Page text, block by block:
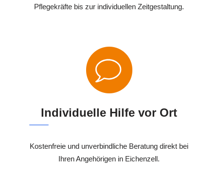
Pflegekräfte bis zur individuellen Zeitgestaltung.
Individuelle Hilfe vor Ort
Kostenfreie und unverbindliche Beratung direkt bei
Ihren Angehörigen in Eichenzell.